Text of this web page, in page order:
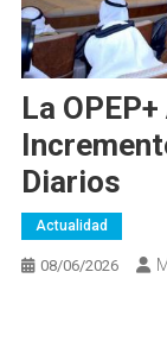
La
Diarios
Actualidad
08/06/2026